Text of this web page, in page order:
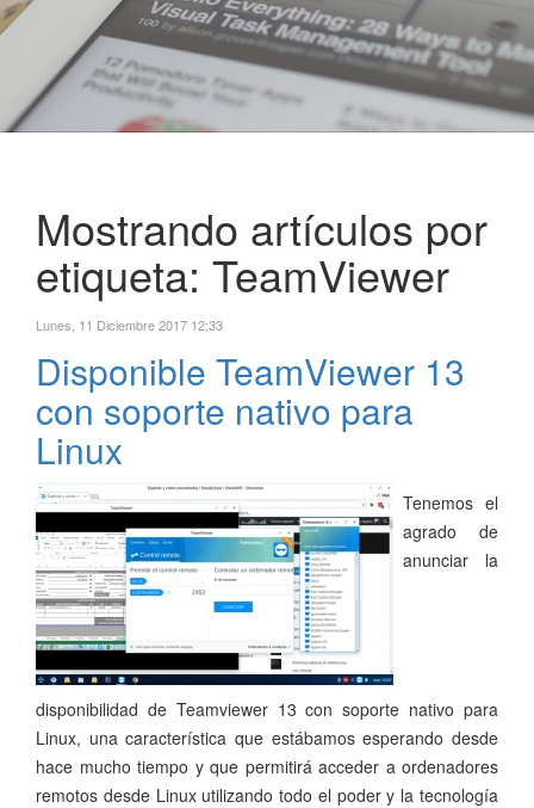
Mostrando artículos por
etiqueta: TeamViewer
Lunes, 11 Diciembre 2017 12:33
Disponible TeamViewer 13
con soporte nativo para
Linux
Tenemos el
agrado de
anunciar la
disponibilidad de Teamviewer 13 con soporte nativo para
Linux, una característica que estábamos esperando desde
hace mucho tiempo y que permitirá acceder a ordenadores
remotos desde Linux utilizando todo el poder y la tecnología